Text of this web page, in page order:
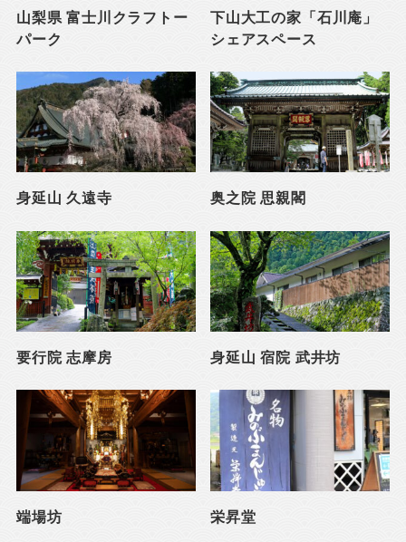
山梨県 富士川クラフトー
パーク
下山大工の家「石川庵」
シェアスペース
身延山 久遠寺 奥之院 思親閣
要行院 志摩房 身延山 宿院 武井坊
端場坊 栄昇堂